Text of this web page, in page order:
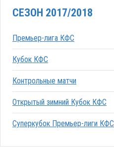
СЕЗОН 2017/2018
Премьер-лига КФС
Кубок КФС
Контрольные матчи
Открытый зимний Кубок КФС
Суперкубок Премьер-лиги КФС